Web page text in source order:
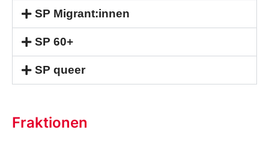
SP Migrant:innen
SP 60+
SP queer
Fraktionen